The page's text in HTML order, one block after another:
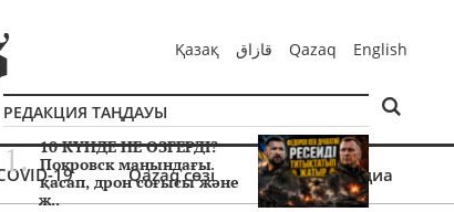
Қазақ قازاق Qazaq English
19 Qazaq сөзі Мультимедиа
РЕДАКЦИЯ ТАҢДАУЫ
10 КҮНДЕ НЕ ӨЗГЕРДІ?
Покровск маңындағы
қасап, дрон соғысы және
ж..